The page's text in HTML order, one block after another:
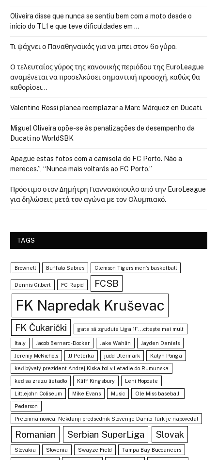
Oliveira disse que nunca se sentiu bem com a moto desde o
início do TL1 e que teve dificuldades em …
Τι ψάχνει ο Παναθηναϊκός για να μπει στον 6ο γύρο.
Ο τελευταίος γύρος της κανονικής περιόδου της EuroLeague
αναμένεται να προσελκύσει σημαντική προσοχή, καθώς θα
καθορίσει…
Valentino Rossi planea reemplazar a Marc Márquez en Ducati.
Miguel Oliveira opõe-se às penalizações de desempenho da
Ducati no WorldSBK
Apague estas fotos com a camisola do FC Porto. Não a
mereces.”, “Nunca mais voltarás ao FC Porto.”
Πρόστιμο στον Δημήτρη Γιαννακόπουλο από την EuroLeague
για δηλώσεις μετά τον αγώνα με τον Ολυμπιακό.
TAGS
Brownell Buffalo Sabres Clemson Tigers men’s basketball
Dennis Gilbert FC Rapid FCSB
FK Napredak Kruševac
FK Čukarički gata să zguduie Liga 1!”...citește mai mult
Italy Jacob Bernard-Docker Jake Wahlin Jayden Daniels
Jeremy McNichols JJ Peterka judd Utermark Kalyn Ponga
keď bývalý prezident Andrej Kiska bol v lietadle do Rumunska
keď sa zrazu lietadlo Kliff Kingsbury Lehi Hopoate
Littlejohn Coliseum Mike Evans Music Ole Miss baseball.
Pederson
Prelomna novica: Nekdanji predsednik Slovenije Danilo Türk je napovedal
Romanian Serbian SuperLiga Slovak
Slovakia Slovenia Swayze Field Tampa Bay Buccaneers